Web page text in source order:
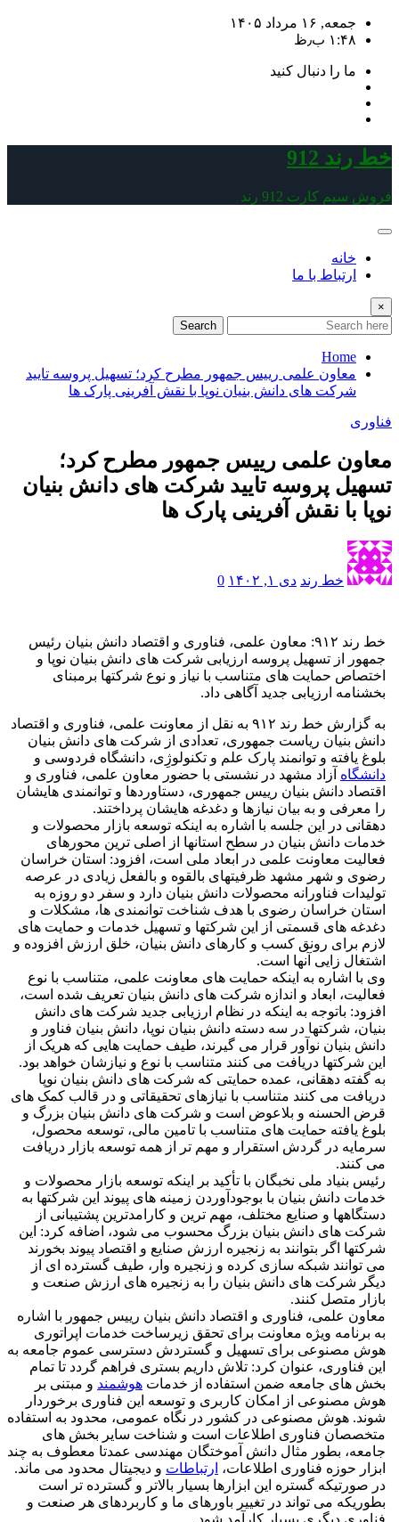
Skip
جمعه, ۱۶ مرداد ۱۴۰۵
۱:۴۸ ب٫ظ
ما را دنبال کنید
خط رند 912
فروش سیم کارت 912 رند
خانه
ارتباط با ما
×
Search
Home
معاون علمی رییس جمهور مطرح کرد؛ تسهیل پروسه تایید
شرکت های دانش بنیان نوپا با نقش آفرینی پارک ها
فناوری
معاون علمی رییس جمهور مطرح کرد؛
تسهیل پروسه تایید شرکت های دانش بنیان
نوپا با نقش آفرینی پارک ها
خط رند دی ۱, ۱۴۰۲ 0
خط رند ۹۱۲: معاون علمی، فناوری و اقتصاد دانش بنیان رئیس
جمهور از تسهیل پروسه ارزیابی شرکت های دانش بنیان نوپا و
اختصاص حمایت های متناسب با نیاز و نوع شرکتها برمبنای
بخشنامه ارزیابی جدید آگاهی داد.
به گزارش خط رند ۹۱۲ به نقل از معاونت علمی، فناوری و اقتصاد
دانش بنیان ریاست جمهوری، تعدادی از شرکت های دانش بنیان
بلوغ یافته و توانمند پارک علم و تکنولوژِی، دانشگاه فردوسی و
دانشگاه آزاد مشهد در نشستی با حضور معاون علمی، فناوری و
اقتصاد دانش بنیان رییس جمهوری، دستاوردها و توانمندی هایشان
را معرفی و به بیان نیازها و دغدغه هایشان پرداختند.
دهقانی در این جلسه با اشاره به اینکه توسعه بازار محصولات و
خدمات دانش بنیان در سطح استانها از اصلی ترین محورهای
فعالیت معاونت علمی در ابعاد ملی است، افزود: استان خراسان
رضوی و شهر مشهد ظرفیتهای بالقوه و بالفعل زیادی در عرصه
تولیدات فناورانه محصولات دانش بنیان دارد و سفر دو روزه به
استان خراسان رضوی با هدف شناخت توانمندی ها، مشکلات و
دغدغه های قسمتی از این شرکتها و تسهیل خدمات و حمایت های
لازم برای رونق کسب و کارهای دانش بنیان، خلق ارزش افزوده و
اشتغال زایی آنها است.
وی با اشاره به اینکه حمایت های معاونت علمی، متناسب با نوع
فعالیت، ابعاد و اندازه شرکت های دانش بنیان تعریف شده است،
افزود: باتوجه به اینکه در نظام ارزیابی جدید شرکت های دانش
بنیان، شرکتها در سه دسته دانش بنیان نوپا، دانش بنیان فناور و
دانش بنیان نوآور قرار می گیرند، طیف حمایت هایی که هریک از
این شرکتها دریافت می کنند متناسب با نوع و نیازشان خواهد بود.
به گفته دهقانی، عمده حمایتی که شرکت های دانش بنیان نوپا
دریافت می کنند متناسب با نیازهای تحقیقاتی و در قالب کمک های
قرض الحسنه و بلاعوض است و شرکت های دانش بنیان بزرگ و
بلوغ یافته حمایت های متناسب با تامین مالی، توسعه محصول،
سرمایه در گردش استقرار و مهم تر از همه توسعه بازار دریافت
می کنند.
رئیس بنیاد ملی نخبگان با تأکید بر اینکه توسعه بازار محصولات و
خدمات دانش بنیان با بوجودآوردن زمینه های پیوند این شرکتها به
دستگاهها و صنایع مختلف، مهم ترین و کارامدترین پشتیبانی از
شرکت های دانش بنیان بزرگ محسوب می شود، اضافه کرد: این
شرکتها اگر بتوانند به زنجیره ارزش صنایع و اقتصاد پیوند بخورند
می توانند شبکه سازی کرده و زنجیره وار، طیف گسترده ای از
دیگر شرکت های دانش بنیان را به زنجیره های ارزش صنعت و
بازار متصل کنند.
معاون علمی، فناوری و اقتصاد دانش بنیان رییس جمهور با اشاره
به برنامه ویژه معاونت برای تحقق زیرساخت خدمات اپراتوری
هوش مصنوعی برای تسهیل و گستردش دسترسی عموم جامعه به
این فناوری، عنوان کرد: تلاش داریم بستری فراهم گردد تا تمام
بخش های جامعه ضمن استفاده از خدمات هوشمند و مبتنی بر
هوش مصنوعی از امکان کاربری و توسعه این فناوری برخوردار
شوند. هوش مصنوعی در کشور در نگاه عمومی، محدود به استفاده
متخصصان فناوری اطلاعات است و شناخت سایر بخش های
جامعه، بطور مثال دانش آموختگان مهندسی عمدتا معطوف به چند
ابزار حوزه فناوری اطلاعات، ارتباطات و دیجیتال محدود می ماند.
در صورتیکه گستره این ابزارها بسیار بالاتر و گسترده تر است
بطوریکه می تواند در تغییر باورهای ما و کاربردهای هر صنعت و
فناوری دیگری بسیار کارآمد شود.